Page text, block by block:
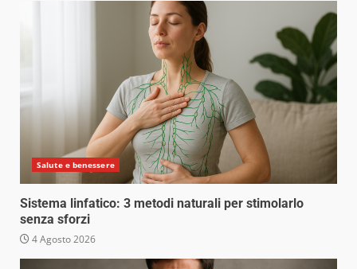
Salute e benessere
Sistema linfatico: 3 metodi naturali per stimolarlo
senza sforzi
4 Agosto 2026